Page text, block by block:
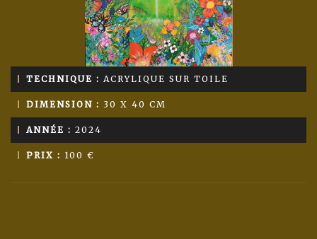
TECHNIQUE : ACRYLIQUE SUR TOILE
DIMENSION : 30 X 40 CM
ANNÉE : 2024
PRIX : 100 €